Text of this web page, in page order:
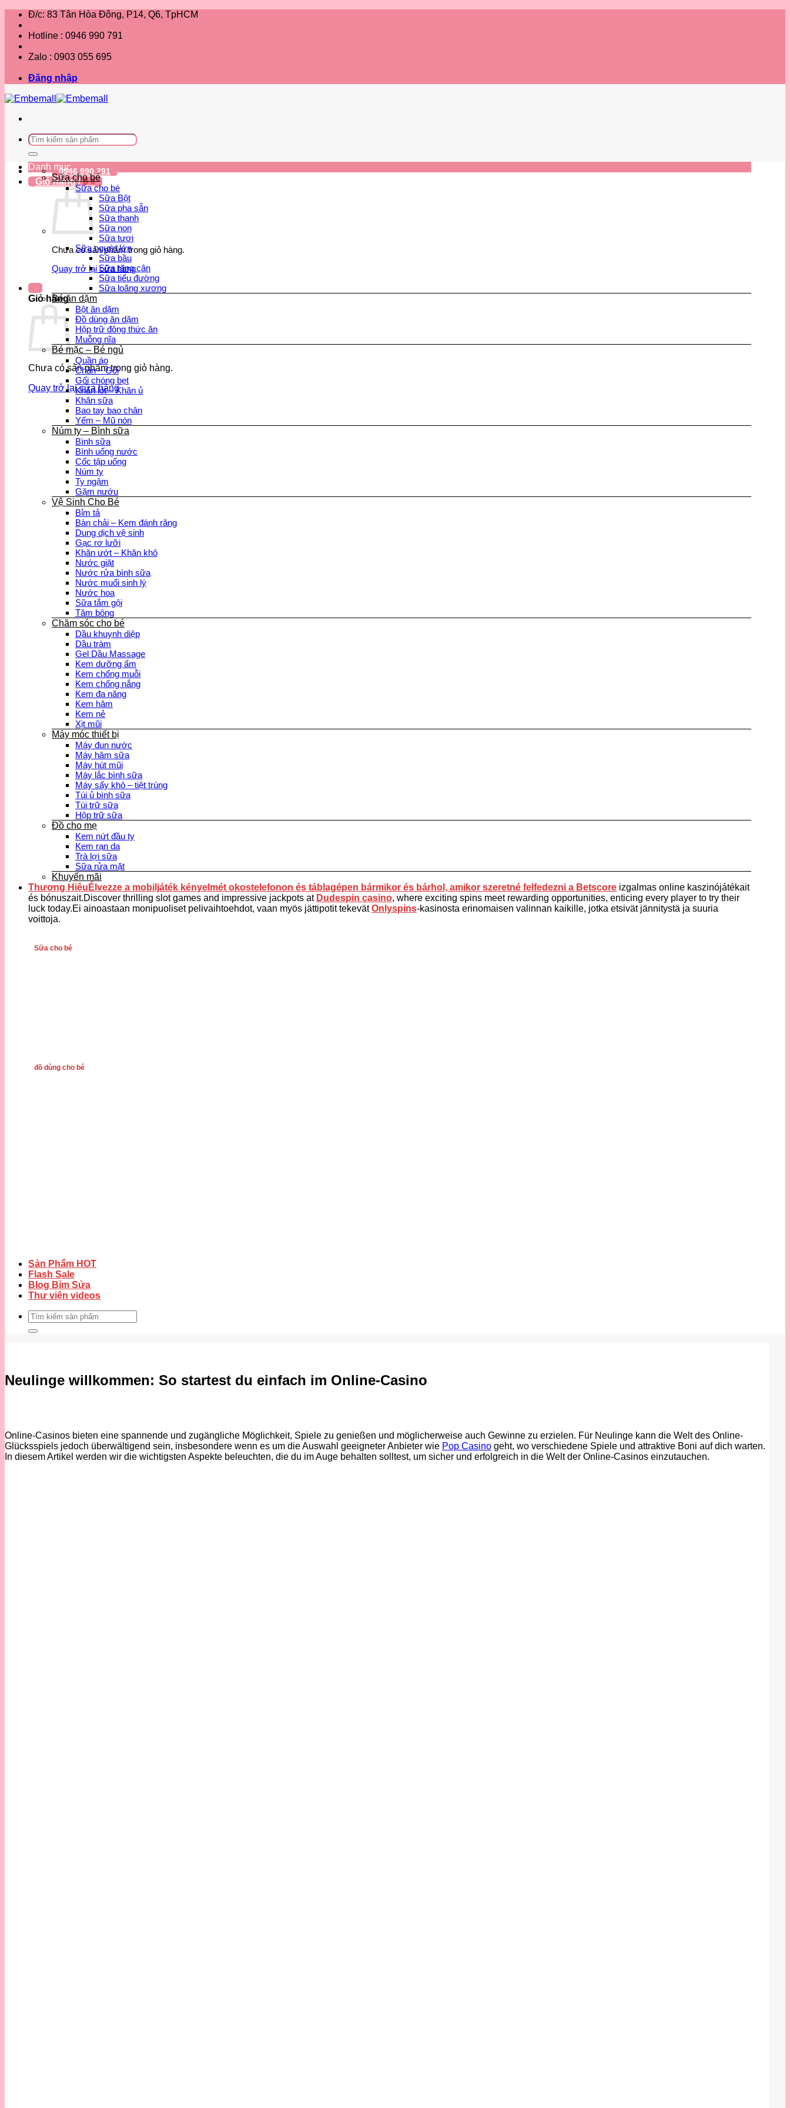
qua
dung
Đ/c: 83 Tân Hòa Đông, P14, Q6, TpHCM
Hotline : 0946 990 791
Zalo : 0903 055 695
Đăng nhập
Tìm
kiếm:
0946 990 791
Giỏ hàng /0₫
Chưa có sản phẩm trong giỏ hàng.
Quay trở lại cửa hàng
Giỏ hàng
Chưa có sản phẩm trong giỏ hàng.
Quay trở lại cửa hàng
Danh mục
Sữa cho bé
Sữa cho bé
Sữa Bột
Sữa pha sẵn
Sữa thanh
Sữa non
Sữa tươi
Sữa người lớn
Sữa bầu
Sữa tăng cân
Sữa tiểu đường
Sữa loãng xương
Bé ăn dặm
Bột ăn dặm
Đồ dùng ăn dặm
Hộp trữ đông thức ăn
Muỗng nĩa
Bé mặc – Bé ngủ
Quần áo
Chăn – Gối
Gối chóng bẹt
Khăn lót – Khăn ủ
Khăn sữa
Bao tay bao chân
Yếm – Mũ nón
Núm ty – Bình sữa
Bình sữa
Bình uống nước
Cốc tập uống
Núm ty
Ty ngậm
Gặm nướu
Vệ Sinh Cho Bé
Bỉm tả
Bàn chải – Kem đánh răng
Dung dịch vệ sinh
Gạc rơ lưỡi
Khăn ướt – Khăn khô
Nước giặt
Nước rửa bình sữa
Nước muối sinh lý
Nước hoa
Sữa tắm gội
Tăm bông
Chăm sóc cho bé
Dầu khuynh diệp
Dầu tràm
Gel Dầu Massage
Kem dưỡng ẩm
Kem chống muỗi
Kem chống nắng
Kem đa năng
Kem hăm
Kem nẻ
Xịt mũi
Máy móc thiết bị
Máy đun nước
Máy hâm sữa
Máy hút mũi
Máy lắc bình sữa
Máy sấy khô – tiệt trùng
Túi ủ bình sữa
Túi trữ sữa
Hộp trữ sữa
Đồ cho mẹ
Kem nứt đầu ty
Kem rạn da
Trà lợi sữa
Sữa rửa mặt
Khuyến mãi
Thương HiệuÉlvezze a mobiljáték kényelmét okostelefonon és táblagépen bármikor és bárhol, amikor szeretné felfedezni a Betscore izgalmas online kaszinójátékait
és bónuszait.Discover thrilling slot games and impressive jackpots at Dudespin casino, where exciting spins meet rewarding opportunities, enticing every player to try their
luck today.Ei ainoastaan monipuoliset pelivaihtoehdot, vaan myös jättipotit tekevätOnlyspins-kasinosta erinomaisen valinnan kaikille, jotka etsivät jännitystä ja suuria
voittoja.
Sữa cho bé
đồ dùng cho bé
Sản Phẩm HOT
Flash Sale
Blog Bỉm Sửa
Thư viện videos
Tìm
kiếm:
Neulinge willkommen: So startest du einfach im Online-Casino
Online-Casinos bieten eine spannende und zugängliche Möglichkeit, Spiele zu genießen und möglicherweise auch Gewinne zu erzielen. Für Neulinge kann die Welt des Online-
Glücksspiels jedoch überwältigend sein, insbesondere wenn es um die Auswahl geeigneter Anbieter wie Pop Casino geht, wo verschiedene Spiele und attraktive Boni auf dich warten.
In diesem Artikel werden wir die wichtigsten Aspekte beleuchten, die du im Auge behalten solltest, um sicher und erfolgreich in die Welt der Online-Casinos einzutauchen.